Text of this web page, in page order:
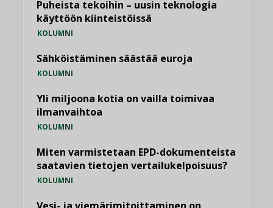
Puheista tekoihin – uusin teknologia
käyttöön kiinteistöissä
KOLUMNI
Sähköistäminen säästää euroja
KOLUMNI
Yli miljoona kotia on vailla toimivaa
ilmanvaihtoa
KOLUMNI
Miten varmistetaan EPD-dokumenteista
saatavien tietojen vertailukelpoisuus?
KOLUMNI